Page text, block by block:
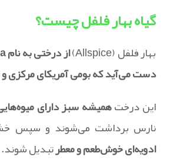
گیاه بهار فلفل چیست؟
بهار فلفل (Allspice)
دست می‌آید که بومی آمریکای مرکزی
این درختهمیشه سبز دارای
نارس برداشت می‌شوند و سپس
ادویه‌ای خوش‌طعم و معطرتبدیل شوند.